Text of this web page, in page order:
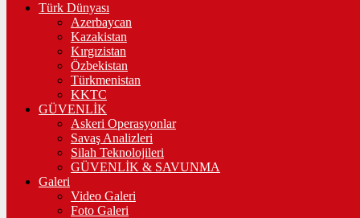
Türk Dünyası
Azerbaycan
Kazakistan
Kırgızistan
Özbekistan
Türkmenistan
KKTC
GÜVENLİK
Askeri Operasyonlar
Savaş Analizleri
Silah Teknolojileri
GÜVENLİK & SAVUNMA
Galeri
Video Galeri
Foto Galeri